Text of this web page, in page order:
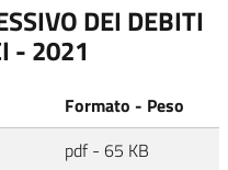
DEI DEBITI
- 2021
Formato - Peso
pdf - 65 KB